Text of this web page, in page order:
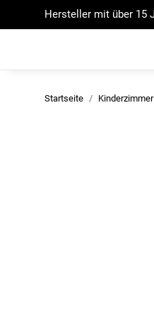
Hersteller mit über 15
Startseite Kinderzimmer